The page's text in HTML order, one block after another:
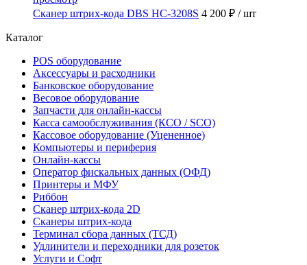
Сканер штрих-кода DBS HC-3208S 4 200 ₽ / шт
Каталог
POS оборудование
Аксессуары и расходники
Банковское оборудование
Весовое оборудование
Запчасти для онлайн-кассы
Касса самообслуживания (КСО / SCO)
Кассовое оборудование (Уцененное)
Компьютеры и периферия
Онлайн-кассы
Оператор фискальных данных (ОФД)
Принтеры и МФУ
Риббон
Сканер штрих-кода 2D
Сканеры штрих-кода
Терминал сбора данных (ТСД)
Удлинители и переходники для розеток
Услуги и Софт